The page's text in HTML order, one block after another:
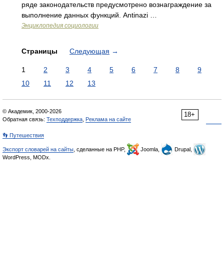
ряде законодательств предусмотрено вознаграждение за
выполнение данных функций. Antinazi …
Энциклопедия социологии
Страницы Следующая →
1 2 3 4 5 6 7 8
9
10
11 12 13
18+
© Академик, 2000-2026
Обратная связь: Техподдержка Реклама на сайте
👣 Путешествия
Экспорт словарей на сайты , сделанные на PHP, Joomla,
Drupal,
WordPress, MODx.